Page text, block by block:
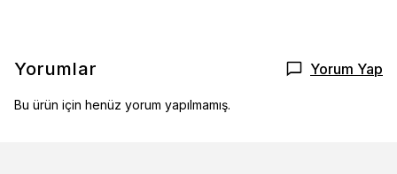
Yorumlar Yorum Yap
Bu ürün için henüz yorum yapılmamış.